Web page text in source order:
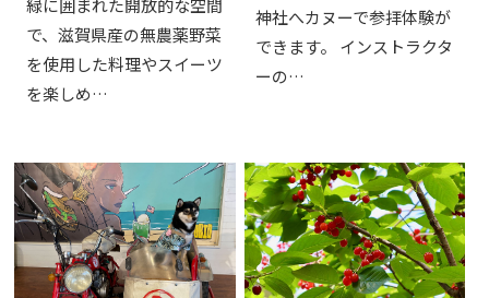
緑に囲まれた開放的な空間
で、滋賀県産の無農薬野菜
を使用した料理やスイーツ
を楽しめ…
神社へカヌーで参拝体験が
できます。 インストラクタ
ーの…